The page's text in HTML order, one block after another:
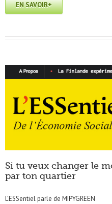
EN SAVOIR+
Si tu veux changer le
par ton quartier
L’ESSentiel parle de MIPYGREEN